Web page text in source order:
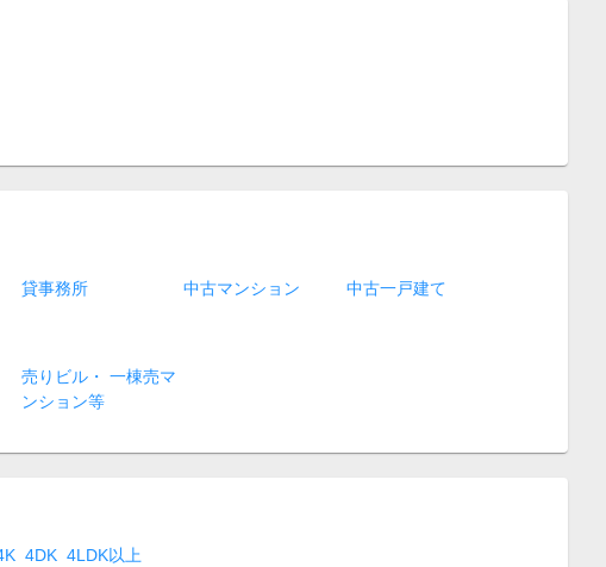
貸事務所 中古マンション 中古一戸建て
売りビル・ 一棟売マ
ンション等
4DK 4LDK以上